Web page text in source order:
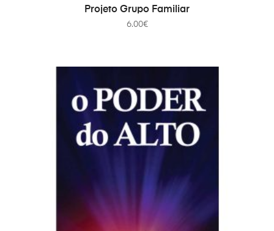
ADICIONAR
Projeto Grupo Familiar
6.00€